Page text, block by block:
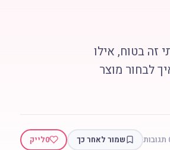
זה בטוח, אילו
לבחור מוצר
שמור לאחר כך 0לייק